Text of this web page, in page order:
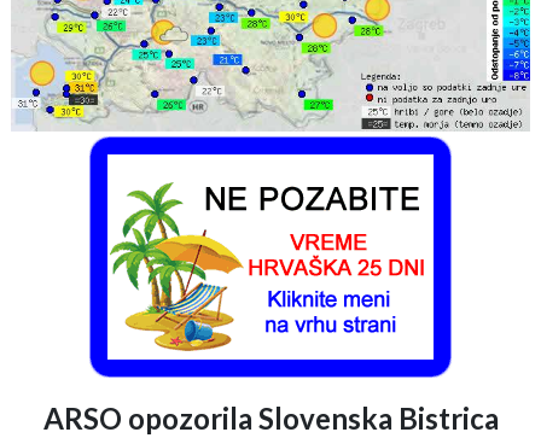
ARSO opozorila Slovenska Bistrica